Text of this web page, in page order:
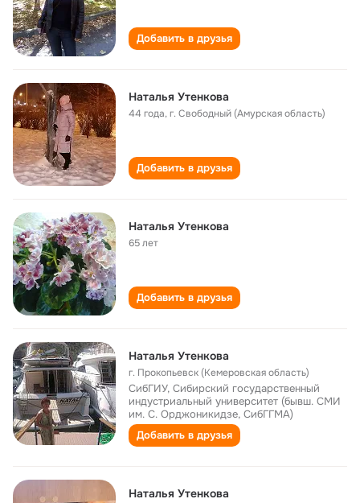
Добавить в друзья
Наталья Утенкова
44 года,г. Свободный (Амурская область)
Добавить в друзья
Наталья Утенкова
65 лет
Добавить в друзья
Наталья Утенкова
г. Прокопьевск (Кемеровская область)
СибГИУ, Сибирский государственный
индустриальный университет (бывш. СМИ
им. С. Орджоникидзе, СибГГМА)
Добавить в друзья
Наталья Утенкова